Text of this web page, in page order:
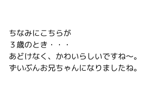
ちなみにこちらが
３歳のとき・・・
あどけなく、かわいらしいですね～。
ずいぶんお兄ちゃんになりましたね。